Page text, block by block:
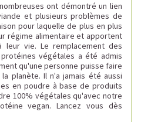
ont démontré un lien
et plusieurs problèmes de
pour laquelle de plus en plus
régime alimentaire et apportent
leur vie. Le remplacement des
végétales a été admis
qu'une personne puisse faire
planète. Il n'a jamais été aussi
en poudre à base de produits
100% végétales qu'avec notre
vegan. Lancez vous dès